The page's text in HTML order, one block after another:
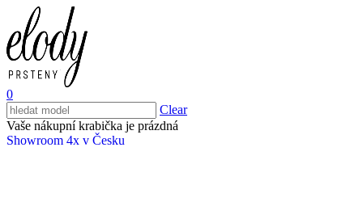
0
Clear
Vaše nákupní krabička je prázdná
Showroom 4x v Česku